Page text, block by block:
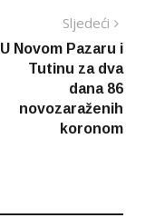
Sljedeći
U Novom Pazaru i
Tutinu za dva
dana 86
novozaraženih
koronom